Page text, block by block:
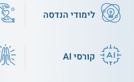
לימודי הנדסה
קורסי AI